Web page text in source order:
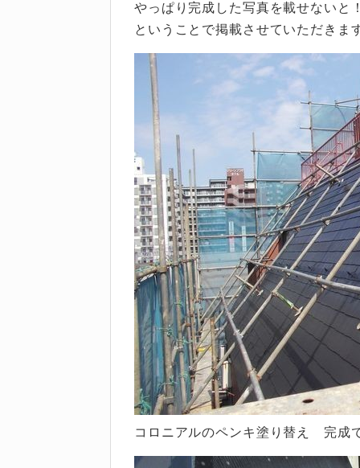
やっぱり完成した写真を載せないと
ということで掲載させていただきま
コロニアルのペンキ塗り替え 完成